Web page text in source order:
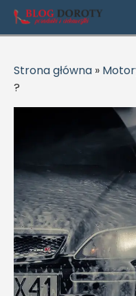
Strona główna »
?